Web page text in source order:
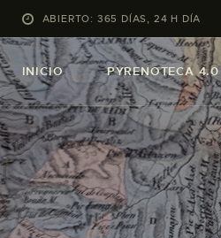
ABIERTO: 365 DÍAS, 24 H DÍA
INICIO PYRENOTECA 4.0